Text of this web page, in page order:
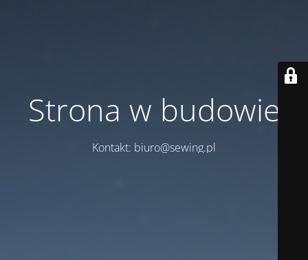
Strona w budowie
Kontakt: biuro@sewing.pl